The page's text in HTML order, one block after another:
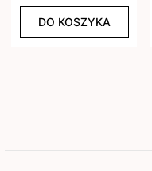
DO KOSZYKA